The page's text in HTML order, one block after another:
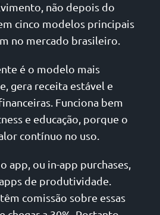
não depois do
cinco modelos principais
no mercado brasileiro.
é o modelo mais
gera receita estável e
Funciona bem
e educação, porque o
contínuo no uso.
app, ou in-app purchases,
de produtividade.
comissão sobre essas